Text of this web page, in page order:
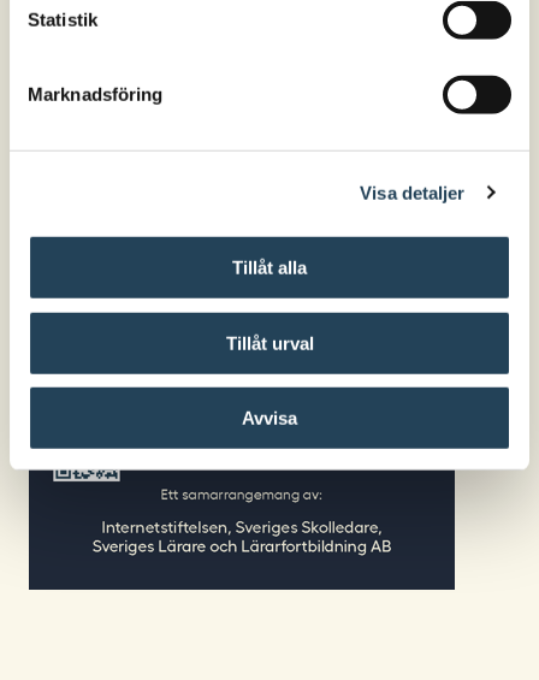
Statistik
Marknadsföring
Visa detaljer
Tillåt alla
Tillåt urval
Avvisa